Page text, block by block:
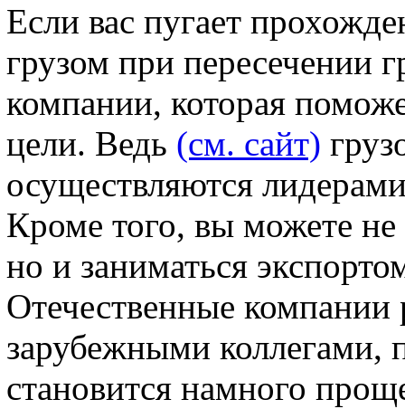
Если вас пугает
грузом при пересечении
компании, которая
цели. Ведь (см. сайт)
осуществляются
Кроме того, вы можете не
но и заниматься
Отечественные компании
зарубежными коллегами,
становится намного